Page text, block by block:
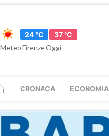
24 °C
37 °C
Meteo Firenze Oggi
CRONACA ECONOMIA